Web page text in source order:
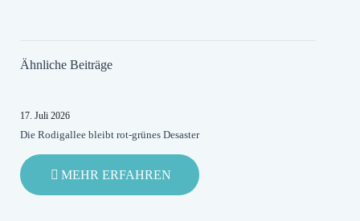
Ähnliche Beiträge
17. Juli 2026
Die Rodigallee bleibt rot-grünes Desaster
MEHR ERFAHREN
DIE